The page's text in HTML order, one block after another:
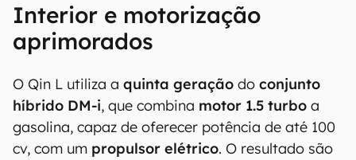
Interior e motorização
aprimorados
O Qin L utiliza a quinta geração do conjunto
híbrido DM-i, que combina motor 1.5 turbo a
gasolina, capaz de oferecer potência de até 100
cv, com um propulsor elétrico. O resultado são